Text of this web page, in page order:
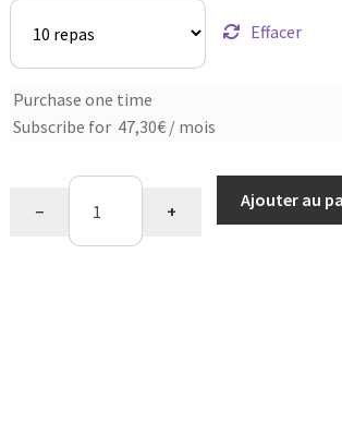
Effacer
Choose
Purchase one time
Subscribe for 47,30€ / mois
quantité
− +
Ajouter au